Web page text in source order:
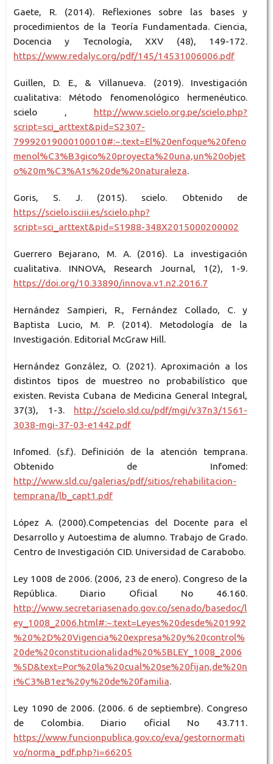
Gaete, R. (2014). Reflexiones sobre las bases y
procedimientos de la Teoría Fundamentada. Ciencia,
Docencia y Tecnología, XXV (48), 149-172.
https://www.redalyc.org/pdf/145/14531006006.pdf
Guillen, D. E., & Villanueva. (2019). Investigación
cualitativa: Método fenomenológico hermenéutico.
scielo , http://www.scielo.org.pe/scielo.php?
script=sci_arttext&pid=S2307-
79992019000100010#:~:text=El%20enfoque%20feno
menol%C3%B3gico%20proyecta%20una,un%20objet
o%20m%C3%A1s%20de%20naturaleza.
Goris, S. J. (2015). scielo. Obtenido de
https://scielo.isciii.es/scielo.php?
script=sci_arttext&pid=S1988-348X2015000200002
Guerrero Bejarano, M. A. (2016). La investigación
cualitativa. INNOVA, Research Journal, 1(2), 1-9.
https://doi.org/10.33890/innova.v1.n2.2016.7
Hernández Sampieri, R., Fernández Collado, C. y
Baptista Lucio, M. P. (2014). Metodología de la
Investigación. Editorial McGraw Hill.
Hernández González, O. (2021). Aproximación a los
distintos tipos de muestreo no probabilístico que
existen. Revista Cubana de Medicina General Integral,
37(3), 1-3. http://scielo.sld.cu/pdf/mgi/v37n3/1561-
3038-mgi-37-03-e1442.pdf
Infomed. (s.f.). Definición de la atención temprana.
Obtenido de Infomed:
http://www.sld.cu/galerias/pdf/sitios/rehabilitacion-
temprana/lb_capt1.pdf
López A. (2000).Competencias del Docente para el
Desarrollo y Autoestima de alumno. Trabajo de Grado.
Centro de Investigación CID. Universidad de Carabobo.
Ley 1008 de 2006. (2006, 23 de enero). Congreso de la
República. Diario Oficial No 46.160.
http://www.secretariasenado.gov.co/senado/basedoc/l
ey_1008_2006.html#:~:text=Leyes%20desde%201992
%20%2D%20Vigencia%20expresa%20y%20control%
20de%20constitucionalidad%20%5BLEY_1008_2006
%5D&text=Por%20la%20cual%20se%20fijan,de%20n
i%C3%B1ez%20y%20de%20familia.
Ley 1090 de 2006. (2006. 6 de septiembre). Congreso
de Colombia. Diario oficial No 43.711.
https://www.funcionpublica.gov.co/eva/gestornormati
vo/norma_pdf.php?i=66205